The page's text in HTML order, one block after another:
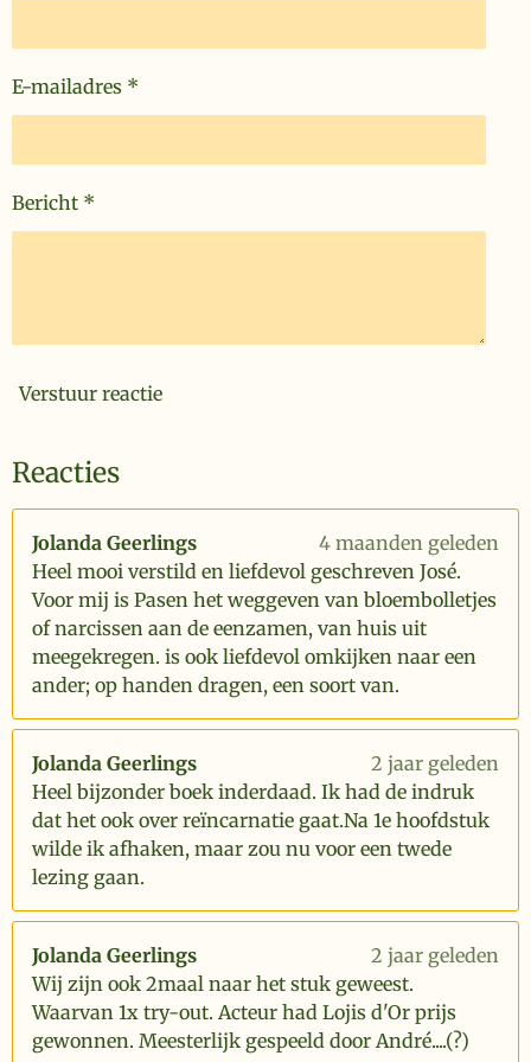
E-mailadres *
Bericht *
Verstuur reactie
Reacties
Jolanda Geerlings
4 maanden geleden
Heel mooi verstild en liefdevol geschreven José.
Voor mij is Pasen het weggeven van bloembolletjes
of narcissen aan de eenzamen, van huis uit
meegekregen. is ook liefdevol omkijken naar een
ander; op handen dragen, een soort van.
Jolanda Geerlings
2 jaar geleden
Heel bijzonder boek inderdaad. Ik had de indruk
dat het ook over reïncarnatie gaat.Na 1e hoofdstuk
wilde ik afhaken, maar zou nu voor een twede
lezing gaan.
Jolanda Geerlings
2 jaar geleden
Wij zijn ook 2maal naar het stuk geweest.
Waarvan 1x try-out. Acteur had Lojis d'Or prijs
gewonnen. Meesterlijk gespeeld door André....(?)